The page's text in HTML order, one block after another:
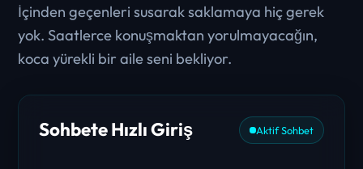
İçinden geçenleri susarak saklamaya hiç gerek
yok. Saatlerce konuşmaktan yorulmayacağın,
koca yürekli bir aile seni bekliyor.
Sohbete Hızlı Giriş Aktif Sohbet